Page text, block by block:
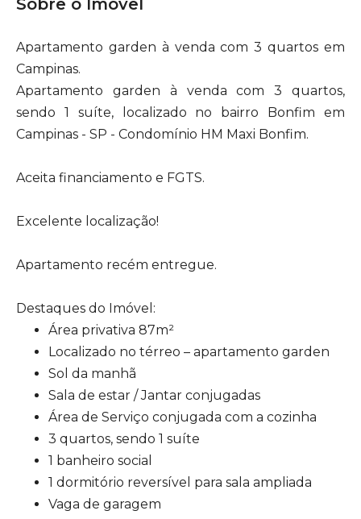
Sobre o Imóvel
Apartamento garden à venda com 3 quartos em
Campinas.
Apartamento garden à venda com 3 quartos,
sendo 1 suíte, localizado no bairro Bonfim em
Campinas - SP - Condomínio HM Maxi Bonfim.
Aceita financiamento e FGTS.
Excelente localização!
Apartamento recém entregue.
Destaques do Imóvel:
Área privativa 87m²
Localizado no térreo – apartamento garden
Sol da manhã
Sala de estar / Jantar conjugadas
Área de Serviço conjugada com a cozinha
3 quartos, sendo 1 suíte
1 banheiro social
1 dormitório reversível para sala ampliada
Vaga de garagem